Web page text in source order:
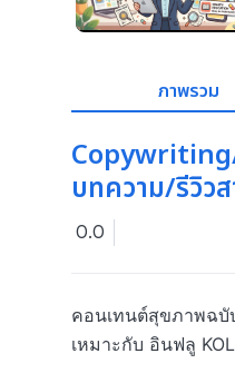
ภาพรวม
บทความ/รีวิว
0.0
คอนเทนต์สุขภาพฉบั
เหมาะกับ อินฟลู